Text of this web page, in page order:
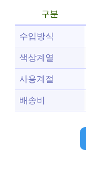
구분
수입방식
색상계열
사용계절
배송비